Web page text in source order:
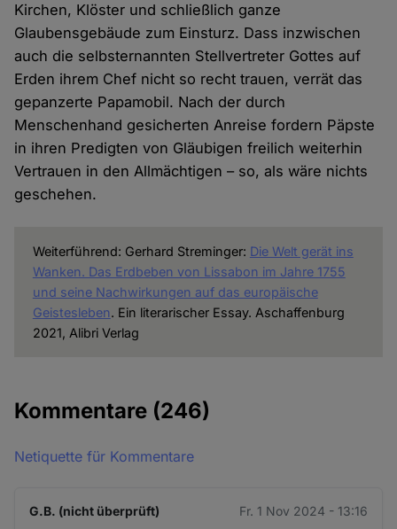
Kirchen, Klöster und schließlich ganze
Glaubensgebäude zum Einsturz. Dass inzwischen
auch die selbsternannten Stellvertreter Gottes auf
Erden ihrem Chef nicht so recht trauen, verrät das
gepanzerte Papamobil. Nach der durch
Menschenhand gesicherten Anreise fordern Päpste
in ihren Predigten von Gläubigen freilich weiterhin
Vertrauen in den Allmächtigen – so, als wäre nichts
geschehen.
Weiterführend: Gerhard Streminger: Die Welt gerät ins
Wanken. Das Erdbeben von Lissabon im Jahre 1755
und seine Nachwirkungen auf das europäische
Geistesleben. Ein literarischer Essay. Aschaffenburg
2021, Alibri Verlag
Kommentare (246)
Netiquette für Kommentare
G.B. (nicht überprüft) Fr. 1 Nov 2024 - 13:16